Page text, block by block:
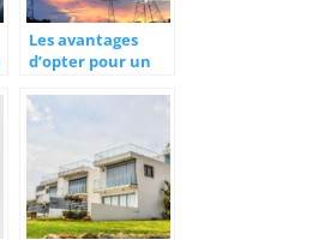
Les avantages
d’opter pour un
d’electricite de
qualite